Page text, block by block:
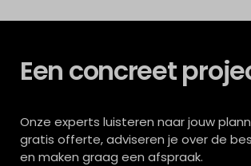
Een concreet
Onze experts luisteren naar jouw
gratis offerte, adviseren je over de
en maken graag een afspraak.